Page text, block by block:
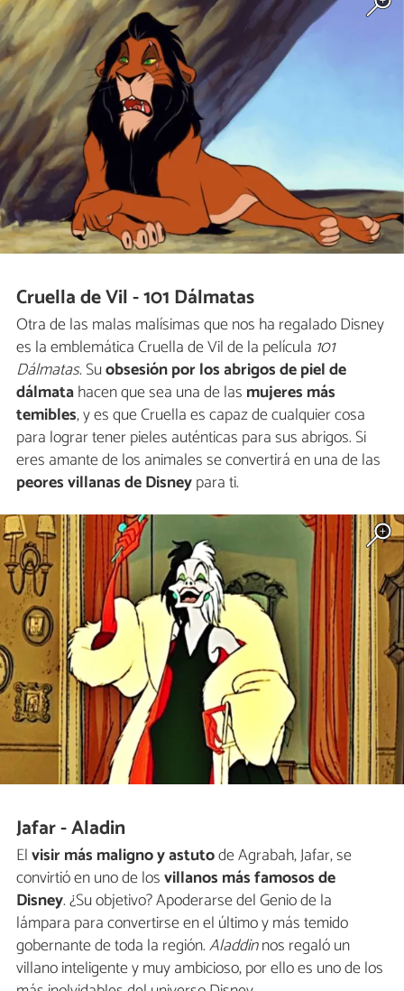
Cruella de Vil - 101 Dálmatas
Otra de las malas malísimas que nos ha regalado Disney
es la emblemática Cruella de Vil de la película 101
Dálmatas. Suobsesión por los abrigos de piel de
dálmatahacen que sea una de las mujeres más
temibles, y es que Cruella es capaz de cualquier cosa
para lograr tener pieles auténticas para sus abrigos. Si
eres amante de los animales se convertirá en una de las
peores villanas de Disneypara ti.
Jafar - Aladin
Elvisir más maligno y astutode Agrabah, Jafar, se
convirtió en uno de losvillanos más famosos de
Disney. ¿Su objetivo? Apoderarse del Genio de la
lámpara para convertirse en el último y más temido
gobernante de toda la región.Aladdinnos regaló un
villano inteligente y muy ambicioso, por ello es uno de los